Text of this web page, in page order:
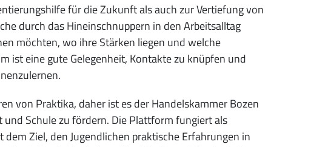
für die Zukunft als auch zur Vertiefung von
durch das Hineinschnuppern in den Arbeitsalltag
möchten, wo ihre Stärken liegen und welche
ist eine gute Gelegenheit, Kontakte zu knüpfen und
von Praktika, daher ist es der Handelskammer Bozen
Schule zu fördern. Die Plattform fungiert als
Ziel, den Jugendlichen praktische Erfahrungen in